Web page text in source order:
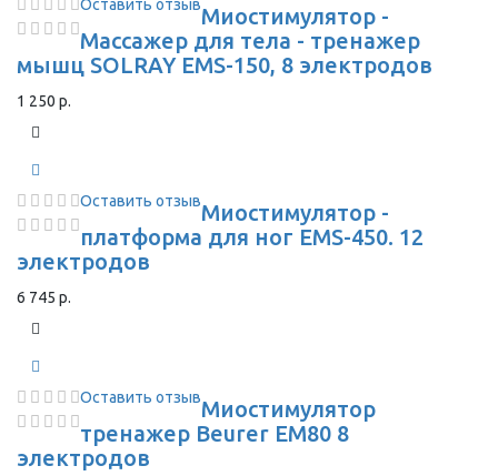
Оставить отзывМиостимулятор -
Массажер для тела - тренажер
мышц SOLRAY EMS-150, 8 электродов
1 250 р.
Оставить отзывМиостимулятор -
платформа для ног EMS-450. 12
электродов
6 745 р.
Оставить отзывМиостимулятор
тренажер Beurer EM80 8
электродов